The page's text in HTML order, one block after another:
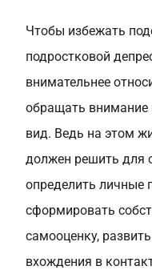
Чтобы избежать
подростковой
внимательнее
обращать внимание
вид. Ведь на этом
должен решить для
определить личные
сформировать
самооценку,
вхождения в